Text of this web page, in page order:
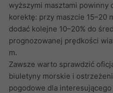
wyższymi masztami powinny
korektę: przy maszcie 15–20
dodać kolejne 10–20% do
prognozowanej prędkości
m.
Zawsze warto sprawdzić
biuletyny morskie i
pogodowe dla interesującego